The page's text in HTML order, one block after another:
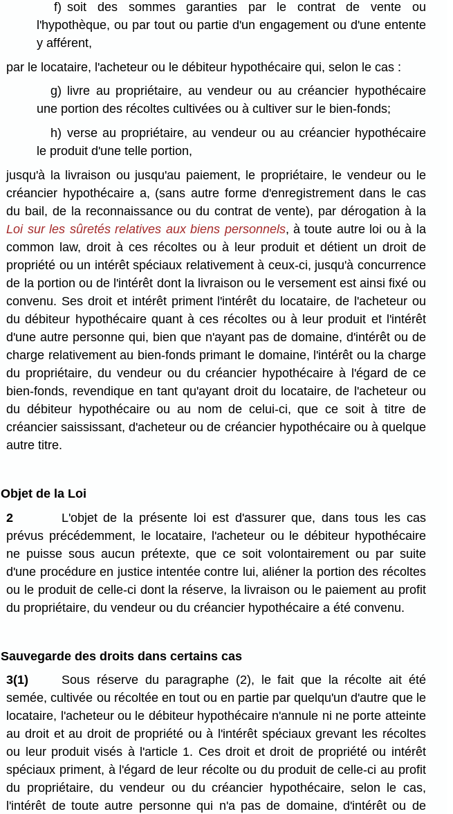
f) soit des sommes garanties par le contrat de vente ou
l'hypothèque, ou par tout ou partie d'un engagement ou d'une entente
y afférent,
par le locataire, l'acheteur ou le débiteur hypothécaire qui, selon le cas :
g)
livre au propriétaire, au vendeur ou au créancier hypothécaire
une portion des récoltes cultivées ou à cultiver sur le bien-fonds;
h) verse au propriétaire, au vendeur ou au créancier hypothécaire
le produit d'une telle portion,
jusqu'à la livraison ou jusqu'au paiement, le propriétaire, le vendeur ou le
créancier hypothécaire a, (sans autre forme d'enregistrement dans le cas
du bail, de la reconnaissance ou du contrat de vente), par dérogation à la
Loi sur les sûretés relatives aux biens personnels, à toute autre loi ou à la
common law, droit à ces récoltes ou à leur produit et détient un droit de
propriété ou un intérêt spéciaux relativement à ceux-ci, jusqu'à concurrence
de la portion ou de l'intérêt dont la livraison ou le versement est ainsi fixé ou
convenu. Ses droit et intérêt priment l'intérêt du locataire, de l'acheteur ou
du débiteur hypothécaire quant à ces récoltes ou à leur produit et l'intérêt
d'une autre personne qui, bien que n'ayant pas de domaine, d'intérêt ou de
charge relativement au bien-fonds primant le domaine, l'intérêt ou la charge
du propriétaire, du vendeur ou du créancier hypothécaire à l'égard de ce
bien-fonds, revendique en tant qu'ayant droit du locataire, de l'acheteur ou
du débiteur hypothécaire ou au nom de celui-ci, que ce soit à titre de
créancier saississant, d'acheteur ou de créancier hypothécaire ou à quelque
autre titre.
Objet de la Loi
2
L'objet de la présente loi est d'assurer que, dans tous les cas
prévus précédemment, le locataire, l'acheteur ou le débiteur hypothécaire
ne puisse sous aucun prétexte, que ce soit volontairement ou par suite
d'une procédure en justice intentée contre lui, aliéner la portion des récoltes
ou le produit de celle-ci dont la réserve, la livraison ou le paiement au profit
du propriétaire, du vendeur ou du créancier hypothécaire a été convenu.
Sauvegarde des droits dans certains cas
3(1)
Sous réserve du paragraphe (2), le fait que la récolte ait été
semée, cultivée ou récoltée en tout ou en partie par quelqu'un d'autre que le
locataire, l'acheteur ou le débiteur hypothécaire n'annule ni ne porte atteinte
au droit et au droit de propriété ou à l'intérêt spéciaux grevant les récoltes
ou leur produit visés à l'article 1. Ces droit et droit de propriété ou intérêt
spéciaux priment, à l'égard de leur récolte ou du produit de celle-ci au profit
du propriétaire, du vendeur ou du créancier hypothécaire, selon le cas,
l'intérêt de toute autre personne qui n'a pas de domaine, d'intérêt ou de